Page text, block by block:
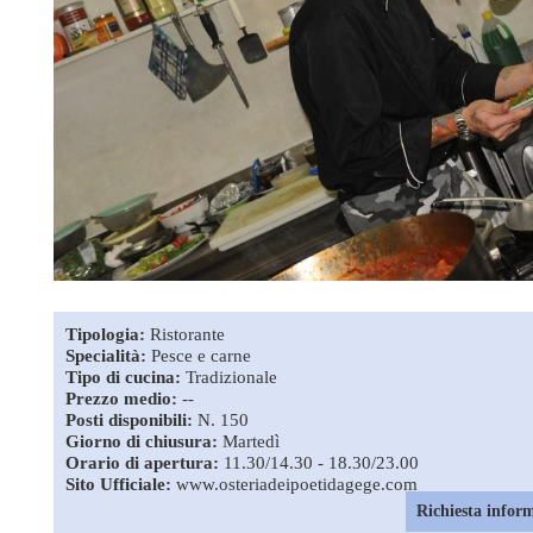
Tipologia: Ristorante
Specialità: Pesce e carne
Tipo di cucina: Tradizionale
Prezzo medio: --
Posti disponibili: N. 150
Giorno di chiusura: Martedì
Orario di apertura: 11.30/14.30 - 18.30/23.00
Sito Ufficiale: www.osteriadeipoetidagege.com
Richiesta